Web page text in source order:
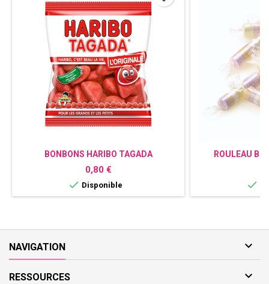
BONBONS HARIBO TAGADA
Prix
0,80 €
 Disponible
ROULEAU

NAVIGATION 
RESSOURCES 